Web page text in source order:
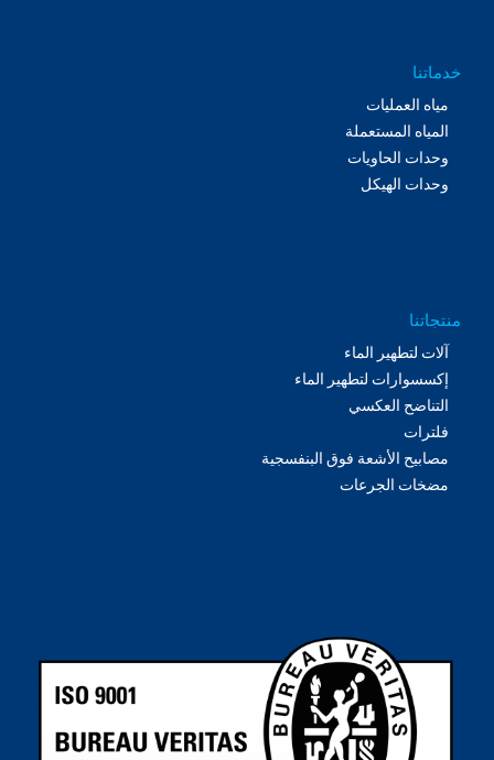
خدماتنا
مياه العمليات
المياه المستعملة
وحدات الحاويات
وحدات الهيكل
منتجاتنا
آلات لتطهير الماء
إكسسوارات لتطهير الماء
التناضح العكسي
فلترات
مصابيح الأشعة فوق البنفسجية
مضخات الجرعات